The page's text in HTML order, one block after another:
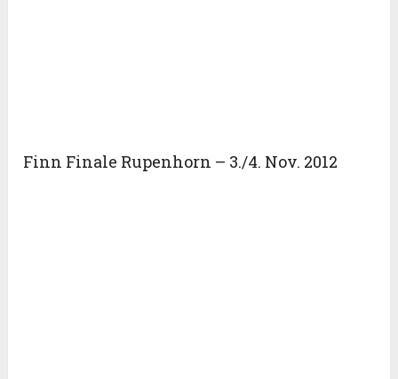
Finn Finale Rupenhorn – 3./4. Nov. 2012